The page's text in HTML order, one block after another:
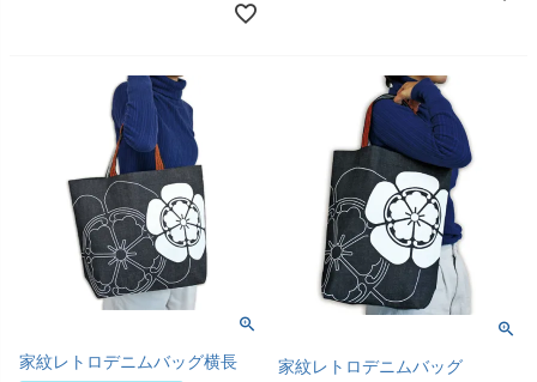
家紋レトロデニムバッグ横長 家紋レトロデニムバッグ